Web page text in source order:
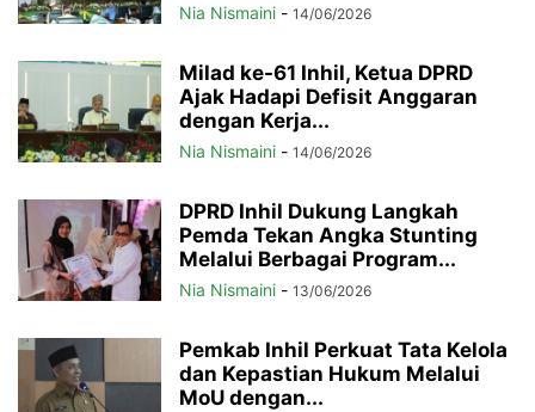
Nia Nismaini - 14/06/2026
Milad ke-61 Inhil, Ketua DPRD
Ajak Hadapi Defisit Anggaran
dengan Kerja...
Nia Nismaini - 14/06/2026
DPRD Inhil Dukung Langkah
Pemda Tekan Angka Stunting
Melalui Berbagai Program...
Nia Nismaini - 13/06/2026
Pemkab Inhil Perkuat Tata Kelola
dan Kepastian Hukum Melalui
MoU dengan...